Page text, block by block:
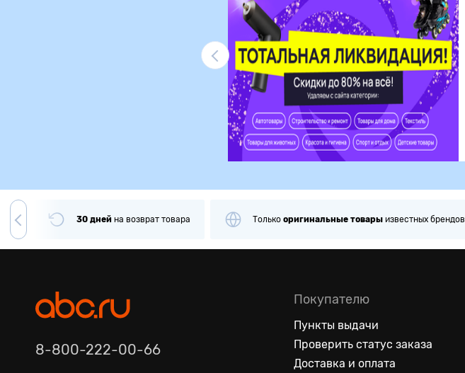
30 дней на возврат товара Только оригинальные товары известных брендов
8-800-222-00-66
Покупателю
Пункты выдачи
Проверить статус заказа
Доставка и оплата